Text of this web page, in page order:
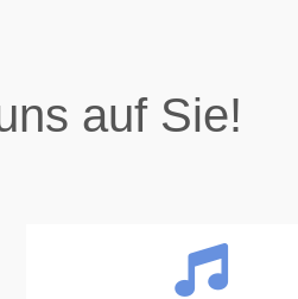
auf Sie!